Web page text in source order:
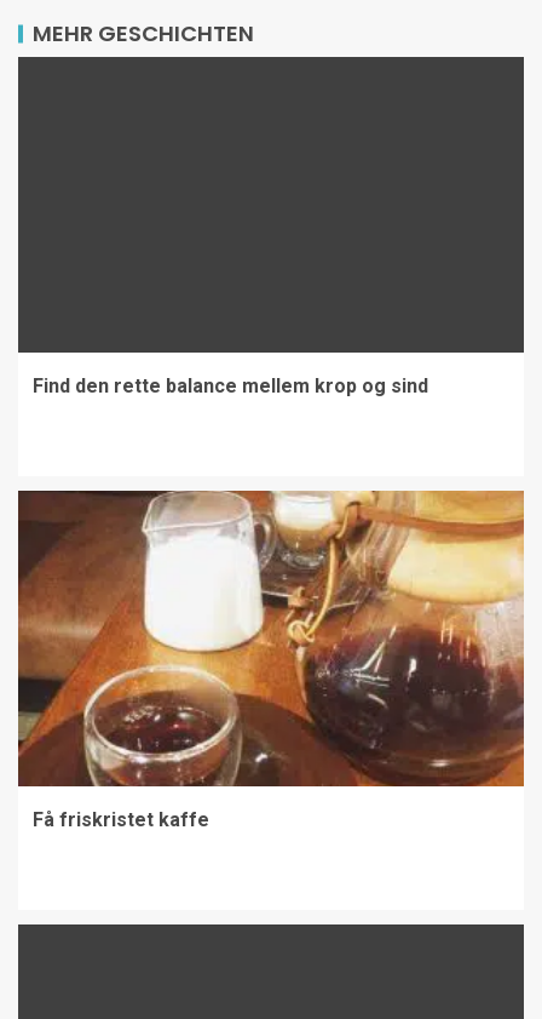
MEHR GESCHICHTEN
Find den rette balance mellem krop og sind
Få friskristet kaffe